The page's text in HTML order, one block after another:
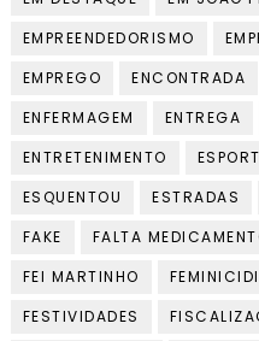
EMPREENDEDORISMO
EMPREGO
ENCONTRADA
ENFERMAGEM
ENTREGA
ENTRETENIMENTO
ESQUENTOU
ESTRADAS
FAKE
FALTA
FEI MARTINHO
FESTIVIDADES